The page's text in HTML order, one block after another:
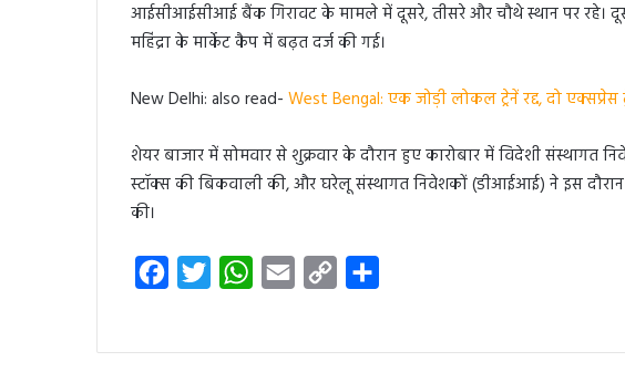
आईसीआईसीआई बैंक गिरावट के मामले में दूसरे, तीसरे और चौथे स्थान पर रहे।
महिंद्रा के मार्केट कैप में बढ़त दर्ज की गई।
New Delhi: also read- West Bengal: एक जोड़ी लोकल ट्रेनें रद्द, दो एक्सप्रेस
शेयर बाजार में सोमवार से शुक्रवार के दौरान हुए कारोबार में विदेशी
स्टॉक्स की बिकवाली की, और घरेलू संस्थागत निवेशकों (डीआईआई) ने इस
की।
W